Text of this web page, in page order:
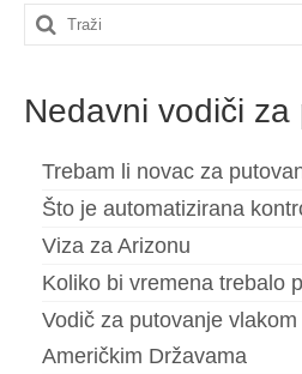
Nederlands(
Eesti (Estonski )
Français(Francuski)
Deutsch
עברית(Hebrejski
Search
Nedavni vodiči za
Trebam li novac za
Što je automatizirana
Viza za Arizonu
Koliko bi vremena trebalo
Vodič za putovanje
Američkim Državama